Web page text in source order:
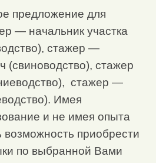
предложение для
— начальник участка
стажер —
(свиноводство), стажер
стажер —
Имея
и не имея опыта
приобрести
по выбранной Вами